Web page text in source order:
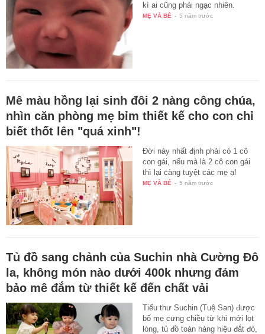
kì ai cũng phải ngạc nhiên.
MẸ VÀ BÉ - 5 năm trước
Mê màu hồng lại sinh đôi 2 nàng công chúa,
nhìn căn phòng mẹ bỉm thiết kế cho con chỉ
biết thốt lên "quá xinh"!
Đời này nhất định phải có 1 cô
con gái, nếu mà là 2 cô con gái
thì lại càng tuyệt các mẹ ạ!
MẸ VÀ BÉ - 5 năm trước
Tủ đồ sang chảnh của Suchin nhà Cường Đô
la, không món nào dưới 400k nhưng đảm
bảo mê đắm từ thiết kế đến chất vải
Tiểu thư Suchin (Tuệ San) được
bố mẹ cưng chiều từ khi mới lọt
lòng, tủ đồ toàn hàng hiệu đắt đỏ,